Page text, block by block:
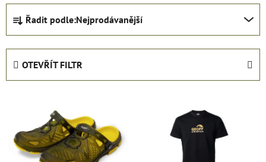
Ř
a
z
e
n
o
d
Řadit podle:Nejprodávanější
OTEVŘÍT FILTR
p